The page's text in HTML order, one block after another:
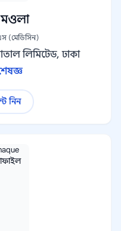
মওলা
(মেডিসিন)
লিমিটেড, ঢাকা
নিন